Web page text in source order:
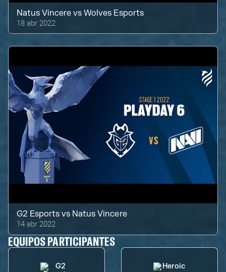
Natus Vincere vsWolves Esports
18 abr 2022
G2 Esports vs Natus Vincere
14 abr 2022
EQUIPOS PARTICIPANTES